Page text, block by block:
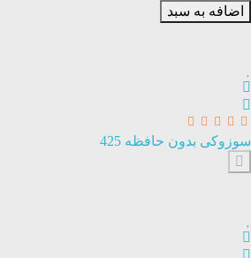
اضافه به سبد
سوزوکی بدون حافظه 425